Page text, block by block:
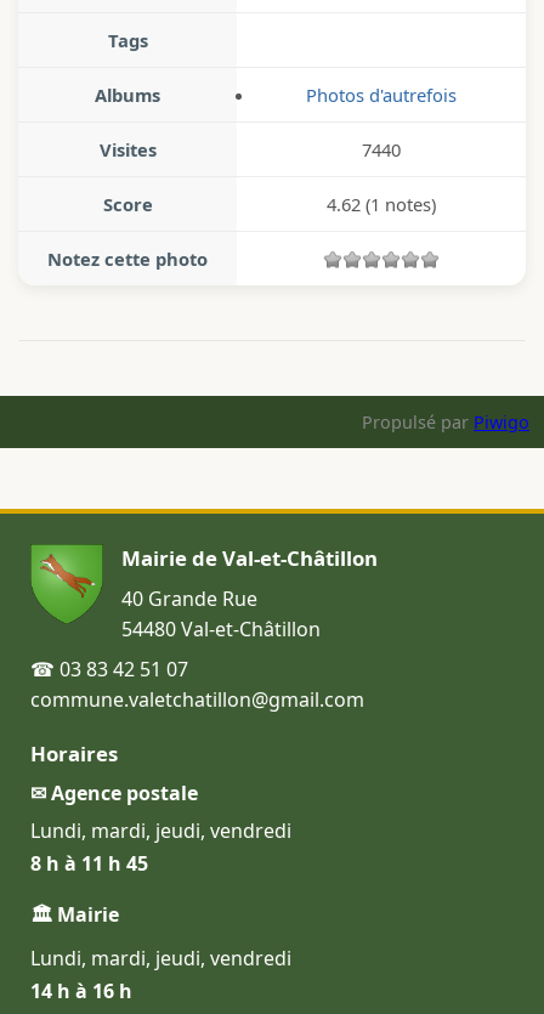
Tags
Albums Photos d'autrefois
Visites 7440
Score 4.62 (1 notes)
Notez cette photo
Propulsé par Piwigo
Mairie de Val-et-Châtillon
40 Grande Rue
54480 Val-et-Châtillon
☎ 03 83 42 51 07
commune.valetchatillon@gmail.com
Horaires
✉ Agence postale
Lundi, mardi, jeudi, vendredi
8 h à 11 h 45
🏛 Mairie
Lundi, mardi, jeudi, vendredi
14 h à 16 h